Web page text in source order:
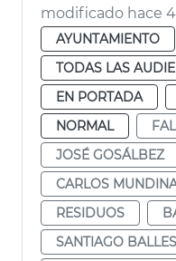
modificado hace
AYUNTAMIENTO
TODAS LAS
EN PORTADA
NORMAL
JOSÉ GOSÁLBEZ
CARLOS
RESIDUOS
SANTIAGO